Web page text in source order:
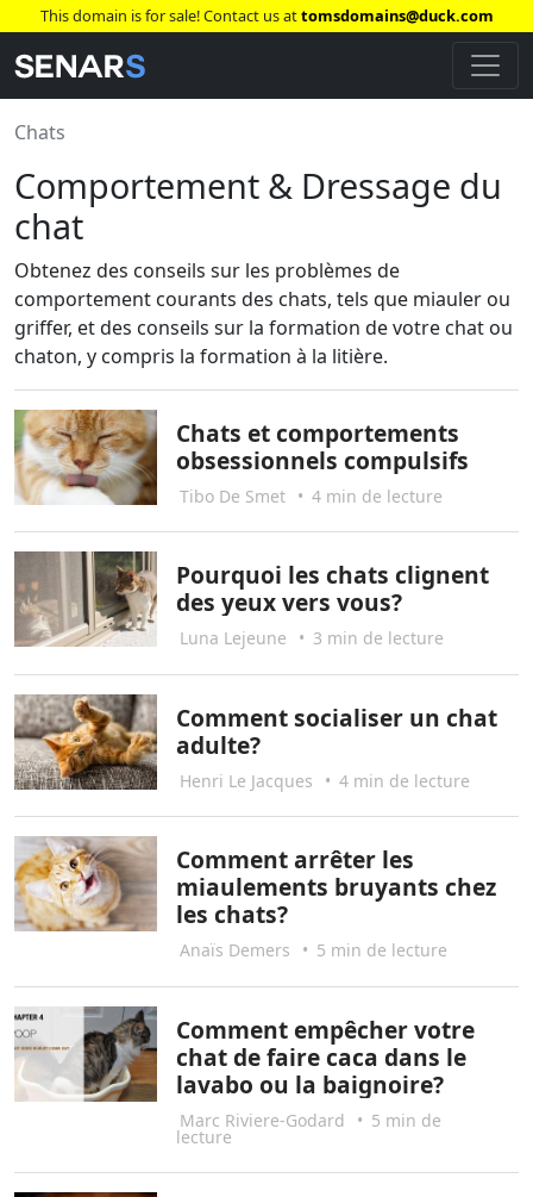
This domain is for sale! Contact us attomsdomains@duck.com
Chats
Comportement & Dressage du
chat
Obtenez des conseils sur les problèmes de
comportement courants des chats, tels que miauler ou
griffer, et des conseils sur la formation de votre chat ou
chaton, y compris la formation à la litière.
Chats et comportements
obsessionnels compulsifs
Tibo De Smet • 4 min de lecture
Pourquoi les chats clignent
des yeux vers vous?
Luna Lejeune • 3 min de lecture
Comment socialiser un chat
adulte?
Henri Le Jacques • 4 min de lecture
Comment arrêter les
miaulements bruyants chez
les chats?
Anaïs Demers • 5 min de lecture
Comment empêcher votre
chat de faire caca dans le
lavabo ou la baignoire?
Marc Riviere-Godard • 5 min de
lecture